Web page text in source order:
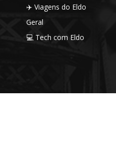
✈️ Viagens do Eldo
Geral
💻 Tech com Eldo